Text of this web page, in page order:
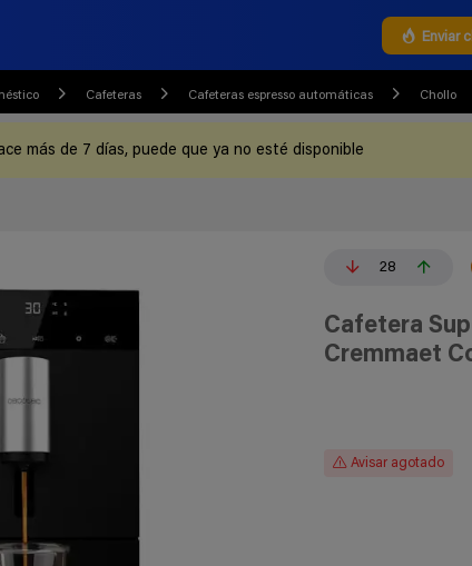
Enviar
Cafeteras Cafeteras espresso automáticas Chollo
más de 7 días, puede que ya no esté disponible
28
Cafetera
Cremmaet
Avisar agotado